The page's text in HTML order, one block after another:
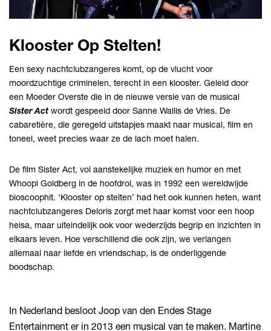
Klooster Op Stelten!
Een sexy nachtclubzangeres komt, op de vlucht voor
moordzuchtige criminelen, terecht in een klooster. Geleid door
een Moeder Overste die in de nieuwe versie van de musical
Sister Actwordt gespeeld door Sanne Wallis de Vries. De
cabaretière, die geregeld uitstapjes maakt naar musical, film en
toneel, weet precies waar ze de lach moet halen.
De film Sister Act, vol aanstekelijke muziek en humor en met
Whoopi Goldberg in de hoofdrol, was in 1992 een wereldwijde
bioscoophit. ‘Klooster op stelten’ had het ook kunnen heten, want
nachtclubzangeres Deloris zorgt met haar komst voor een hoop
heisa, maar uiteindelijk ook voor wederzijds begrip en inzichten in
elkaars leven. Hoe verschillend die ook zijn, we verlangen
allemaal naar liefde en vriendschap, is de onderliggende
boodschap.
In Nederland besloot Joop van den Endes Stage
Entertainment er in 2013 een musical van te maken. Martine